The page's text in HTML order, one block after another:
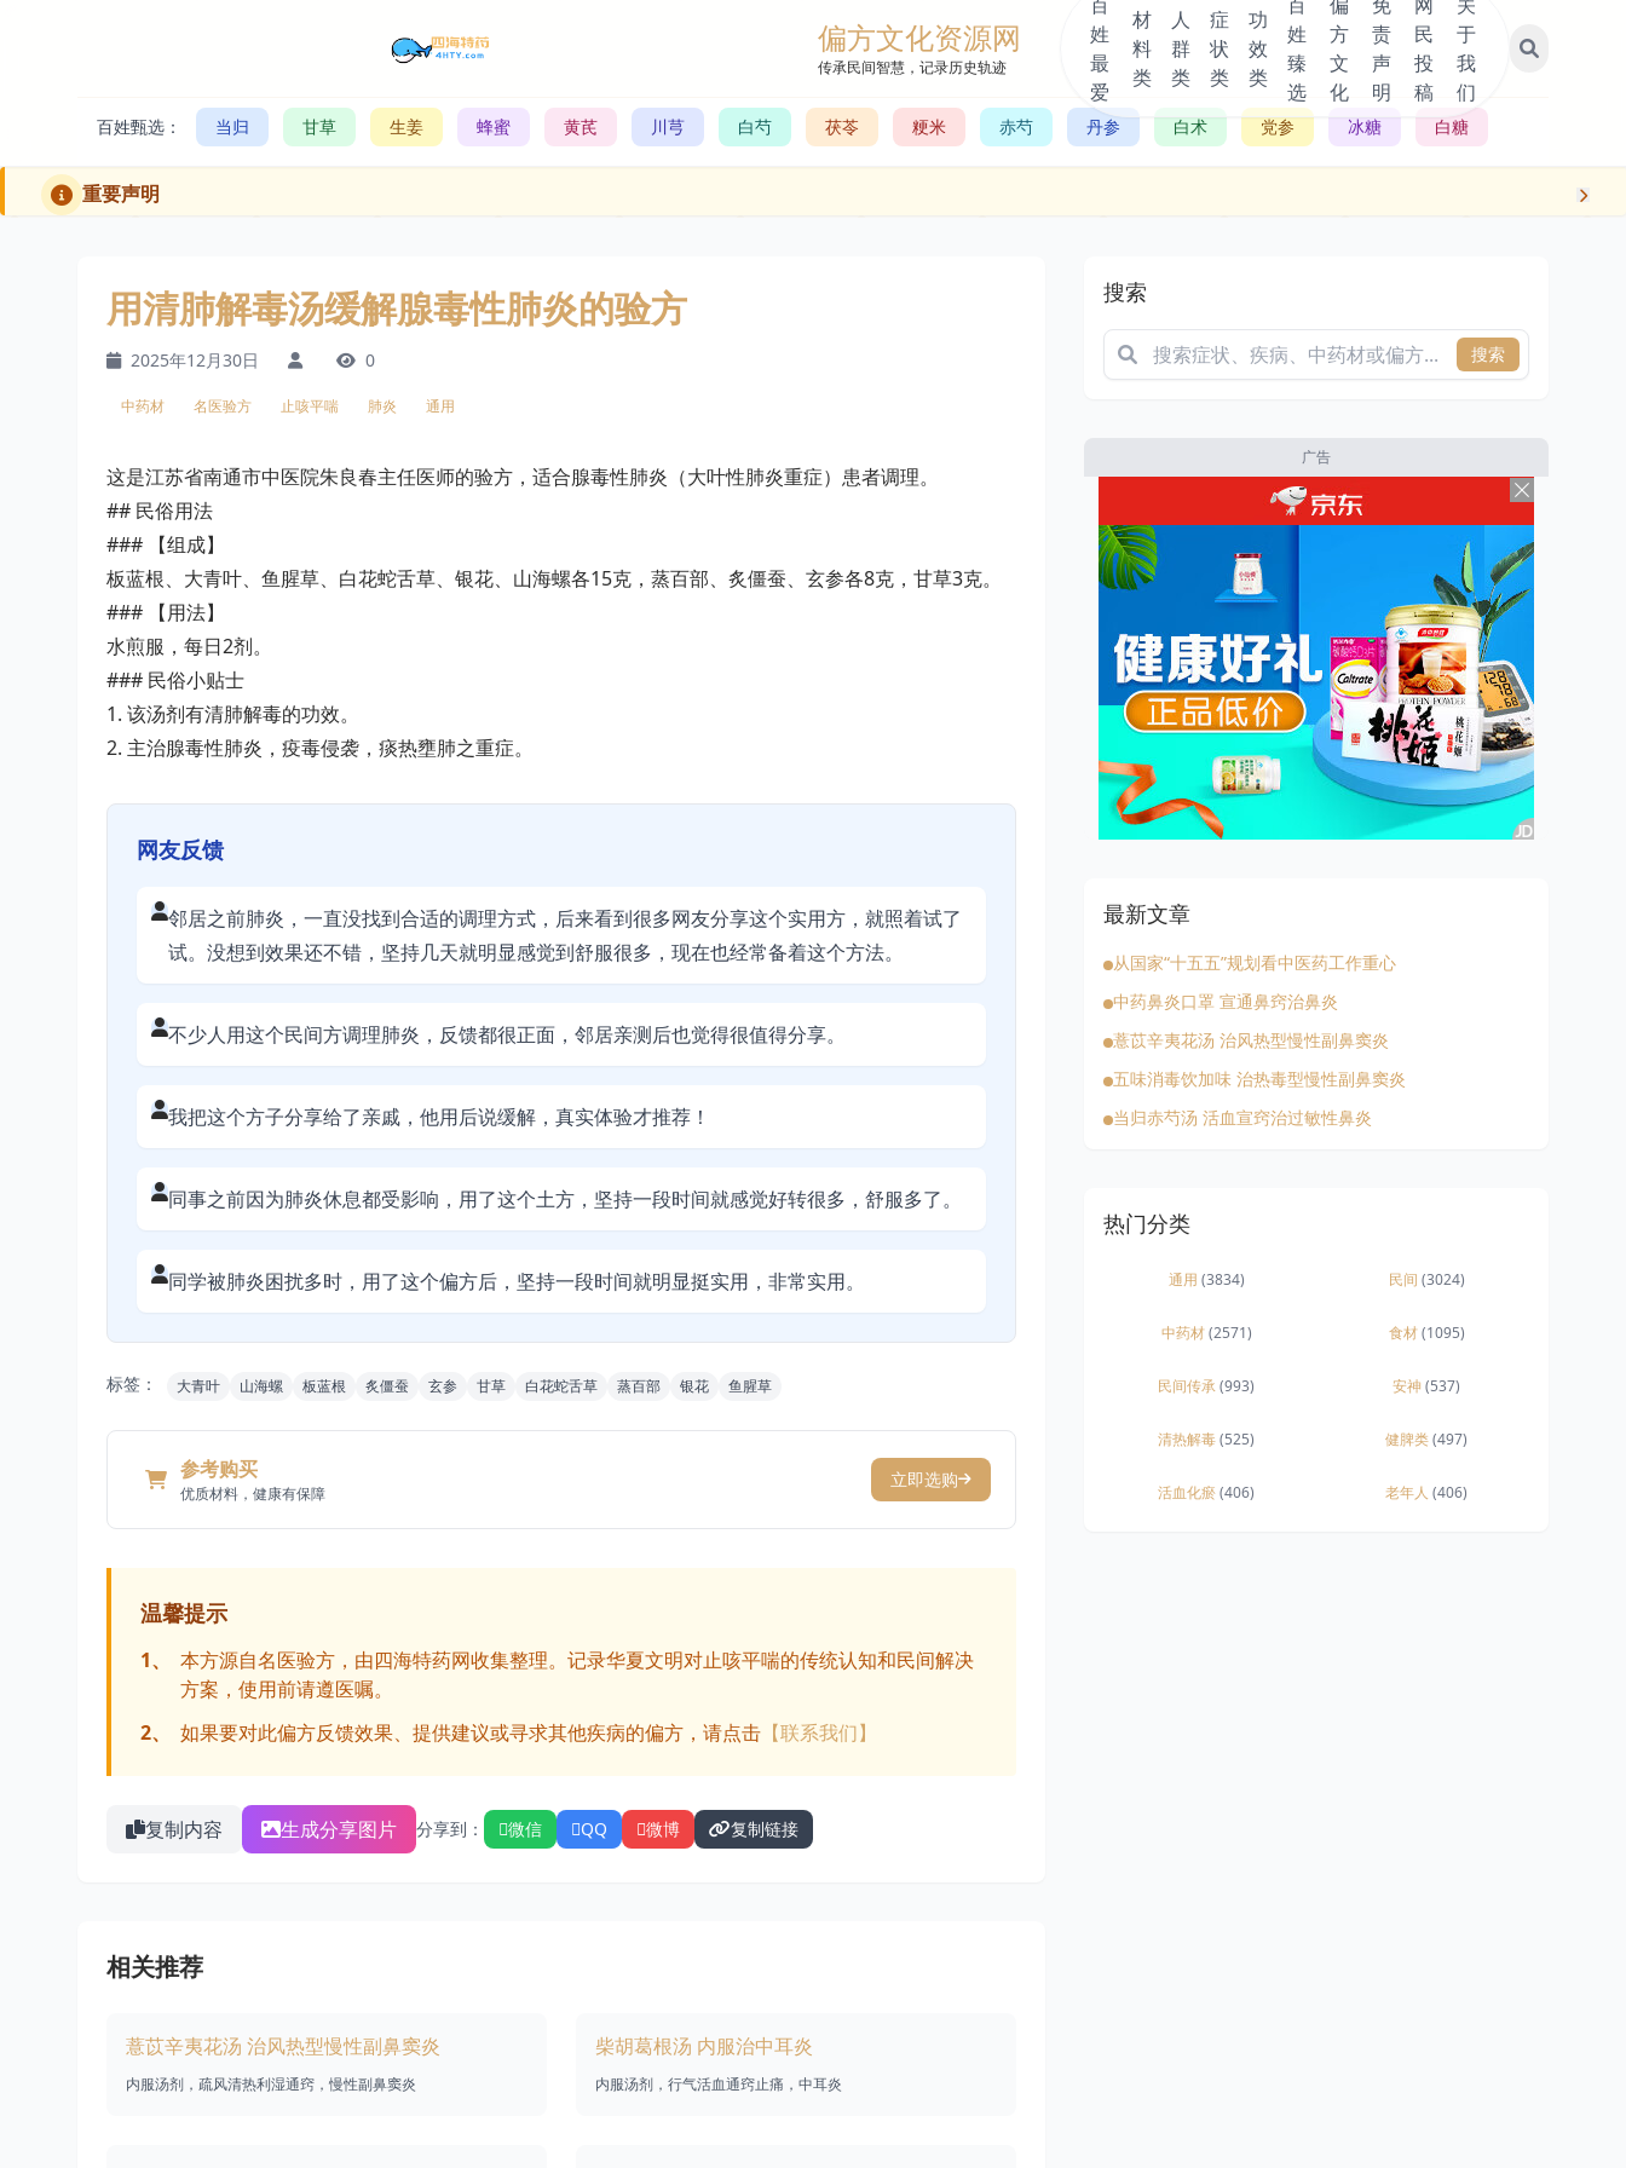
偏方文化资源网
传承民间智慧，记录历史轨迹
姓
最
爱
材
料
类
人
群
类
症
状
类
功
效
类
姓
臻
选
方
文
化
责
声
明
民
投
稿
于
我
们
百姓甄选： 当归 甘草 生姜 蜂蜜 黄芪 川芎 白芍 茯苓 粳米 赤芍 丹参 白术 党参 冰糖 白糖
重要声明
用清肺解毒汤缓解腺毒性肺炎的验方
2025年12月30日 0
中药材 名医验方 止咳平喘 肺炎 通用
这是江苏省南通市中医院朱良春主任医师的验方，适合腺毒性肺炎（大叶性肺炎重症）患者调理。
## 民俗用法
### 【组成】
板蓝根、大青叶、鱼腥草、白花蛇舌草、银花、山海螺各15克，蒸百部、炙僵蚕、玄参各8克，甘草3克。
### 【用法】
水煎服，每日2剂。
### 民俗小贴士
1. 该汤剂有清肺解毒的功效。
2. 主治腺毒性肺炎，疫毒侵袭，痰热壅肺之重症。
网友反馈
邻居之前肺炎，一直没找到合适的调理方式，后来看到很多网友分享这个实用方，就照着试了
试。没想到效果还不错，坚持几天就明显感觉到舒服很多，现在也经常备着这个方法。
不少人用这个民间方调理肺炎，反馈都很正面，邻居亲测后也觉得很值得分享。
我把这个方子分享给了亲戚，他用后说缓解，真实体验才推荐！
同事之前因为肺炎休息都受影响，用了这个土方，坚持一段时间就感觉好转很多，舒服多了。
同学被肺炎困扰多时，用了这个偏方后，坚持一段时间就明显挺实用，非常实用。
标签： 大青叶 山海螺 板蓝根 炙僵蚕 玄参 甘草 白花蛇舌草 蒸百部 银花 鱼腥草
参考购买
优质材料，健康有保障
立即选购
温馨提示
1、
本方源自名医验方，由四海特药网收集整理。记录华夏文明对止咳平喘的传统认知和民间解决
方案，使用前请遵医嘱。
2、
如果要对此偏方反馈效果、提供建议或寻求其他疾病的偏方，请点击 【联系我们】
复制内容 生成分享图片 分享到： 微信 QQ 微博 复制链接
相关推荐
薏苡辛夷花汤 治风热型慢性副鼻窦炎
内服汤剂，疏风清热利湿通窍，慢性副鼻窦炎
柴胡葛根汤 内服治中耳炎
内服汤剂，行气活血通窍止痛，中耳炎
搜索
搜索
广告
最新文章
从国家“十五五”规划看中医药工作重心
中药鼻炎口罩 宣通鼻窍治鼻炎
薏苡辛夷花汤 治风热型慢性副鼻窦炎
五味消毒饮加味 治热毒型慢性副鼻窦炎
当归赤芍汤 活血宣窍治过敏性鼻炎
热门分类
通用 (3834) 民间 (3024)
中药材(2571) 食材(1095)
民间传承(993) 安神(537)
清热解毒(525) 健脾类(497)
活血化瘀(406) 老年人 (406)